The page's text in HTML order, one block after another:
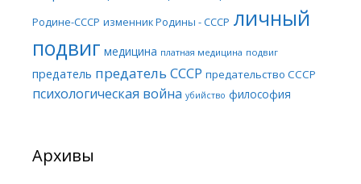
Родине-СССР изменник Родины - СССР личный
подвиг медицина платная медицина подвиг
предатель предатель СССР предательство СССР
психологическая война убийство философия
Архивы